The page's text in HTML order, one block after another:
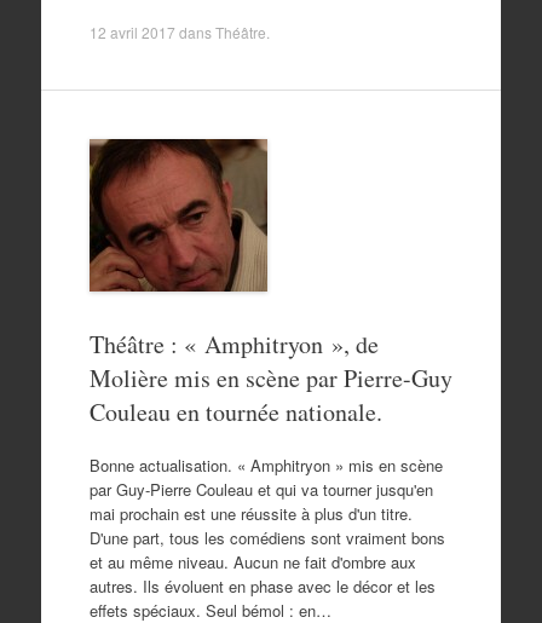
12 avril 2017 dansThéâtre
Théâtre : « Amphitryon », de
Molière mis en scène par Pierre-Guy
Couleau en tournée nationale.
Bonne actualisation. « Amphitryon » mis en scène
par Guy-Pierre Couleau et qui va tourner jusqu'en
mai prochain est une réussite à plus d'un titre.
D'une part, tous les comédiens sont vraiment bons
et au même niveau. Aucun ne fait d'ombre aux
autres. Ils évoluent en phase avec le décor et les
effets spéciaux. Seul bémol : en…